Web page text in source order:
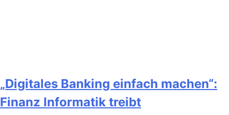
„Digitales Banking einfach machen“:
Finanz Informatik treibt